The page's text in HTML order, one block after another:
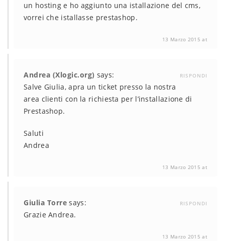
un hosting e ho aggiunto una istallazione del cms,
vorrei che istallasse prestashop.
13 Marzo 2015 at
Andrea (Xlogic.org) says: RISPONDI
Salve Giulia, apra un ticket presso la nostra
area clienti con la richiesta per l’installazione di
Prestashop.
Saluti
Andrea
13 Marzo 2015 at
Giulia Torre says: RISPONDI
Grazie Andrea.
13 Marzo 2015 at